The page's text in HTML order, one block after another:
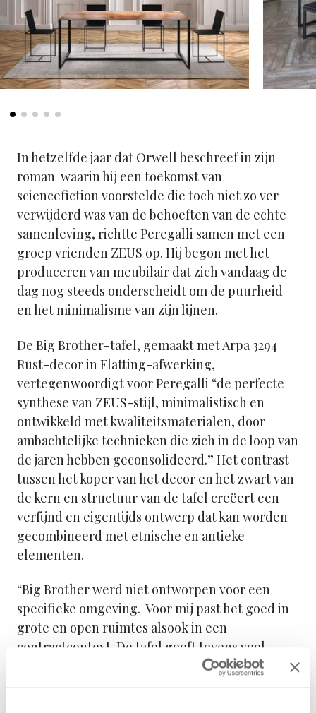
In hetzelfde jaar dat Orwell beschreef in zijn
roman waarin hij een toekomst van
sciencefiction voorstelde die toch niet zo ver
verwijderd was van de behoeften van de echte
samenleving, richtte Peregalli samen met een
groep vrienden ZEUS op. Hij begon met het
produceren van meubilair dat zich vandaag de
dag nog steeds onderscheidt om de puurheid
en het minimalisme van zijn lijnen.
De Big Brother-tafel, gemaakt met Arpa 3294
Rust-decor in Flatting-afwerking,
vertegenwoordigt voor Peregalli “de perfecte
synthese van ZEUS-stijl, minimalistisch en
ontwikkeld met kwaliteitsmaterialen, door
ambachtelijke technieken die zich in de loop van
de jaren hebben geconsolideerd.” Het contrast
tussen het koper van het decor en het zwart van
de kern en structuur van de tafel creëert een
verfijnd en eigentijds ontwerp dat kan worden
gecombineerd met etnische en antieke
elementen.
“Big Brother werd niet ontworpen voor een
specifieke omgeving. Voor mij past het goed in
grote en open ruimtes alsook in een
contractcontext. De tafel geeft tevens veel
cachet aan de ruimte waarin het is geplaatst: of